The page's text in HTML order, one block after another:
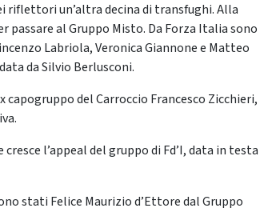
riflettori un’altra decina di transfughi. Alla
al Gruppo Misto. Da Forza Italia sono
Labriola, Veronica Giannone e Matteo
da Silvio Berlusconi.
capogruppo del Carroccio Francesco Zicchieri,
l’appeal del gruppo di Fd’I, data in testa
stati Felice Maurizio d’Ettore dal Gruppo